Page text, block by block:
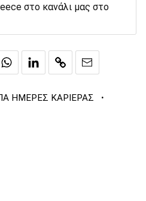
στο κανάλι μας στο
ΗΜΕΡΕΣ ΚΑΡΙΕΡΑΣ ·